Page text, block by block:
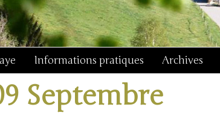
Informations pratiques Archives
Septembre